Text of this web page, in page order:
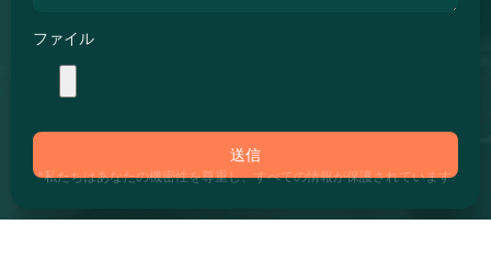
ファイル
送信
*私たちはあなたの機密性を尊重し、すべての情報が保護されています.